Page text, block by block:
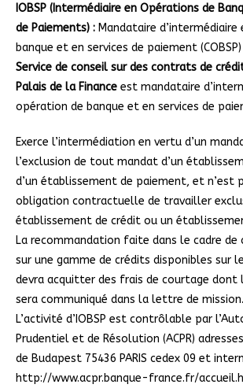
IOBSP (Intermédiaire en Opérations de
de Paiements) : Mandataire
banque et en services de paiement (COBSP)
Service de conseil sur des contrats de
Palais de la Finance est mandataire
opération de banque et en services de
Exerce l’intermédiation en vertu d’un
l’exclusion de tout mandat d’un
d’un établissement de paiement, et n’est
obligation contractuelle de travailler
établissement de crédit ou un
La recommandation faite dans le cadre de
sur une gamme de crédits disponibles sur
devra acquitter des frais de courtage
sera communiqué dans la lettre de mission.
L’activité d’IOBSP est contrôlable par
Prudentiel et de Résolution (ACPR)
de Budapest 75436 PARIS cedex 09 et
http://www.acpr.banque-france.fr/